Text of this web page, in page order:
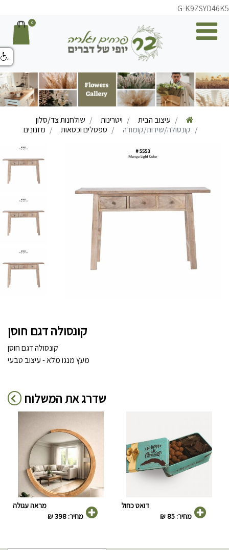
G-
0
עיצוב הבית ויטרינות
שולחנות צד/סלון
קונסולה/שידות/קומודה
ספסלים וכסאות מזנונים
קונסולה דגם חוסן
קונסולה דגם חוסן
מעץ מנגו מלא - עיצוב טבעי
שדרג את המשלוח
דואט כחול
מחיר: 85 ₪
מראה עגולה
מחיר: 398 ₪